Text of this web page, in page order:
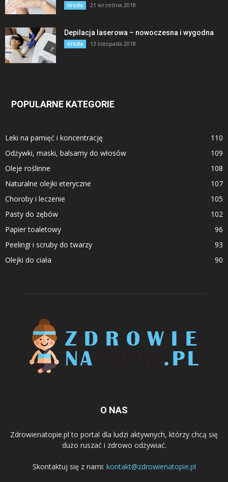
Uroda 21 września 2018
Depilacja laserowa – nowoczesna i wygodna
Uroda 13 listopada 2018
POPULARNE KATEGORIE
Leki na pamięć i koncentrację
110
Odżywki, maski, balsamy do włosów
109
Oleje roślinne
108
Naturalne olejki eteryczne
107
Choroby i leczenie
105
Pasty do zębów
102
Papier toaletowy
96
Peelingi i scruby do twarzy
93
Olejki do ciała
90
O NAS
Zdrowienatopie.pl to portal dla ludzi aktywnych, którzy chcą się
dużo ruszać i zdrowo odżywiać.
Skontaktuj się z nami: kontakt@zdrowienatopie.pl